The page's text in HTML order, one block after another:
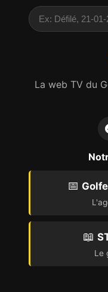
La web TV du
📅
📖
Le